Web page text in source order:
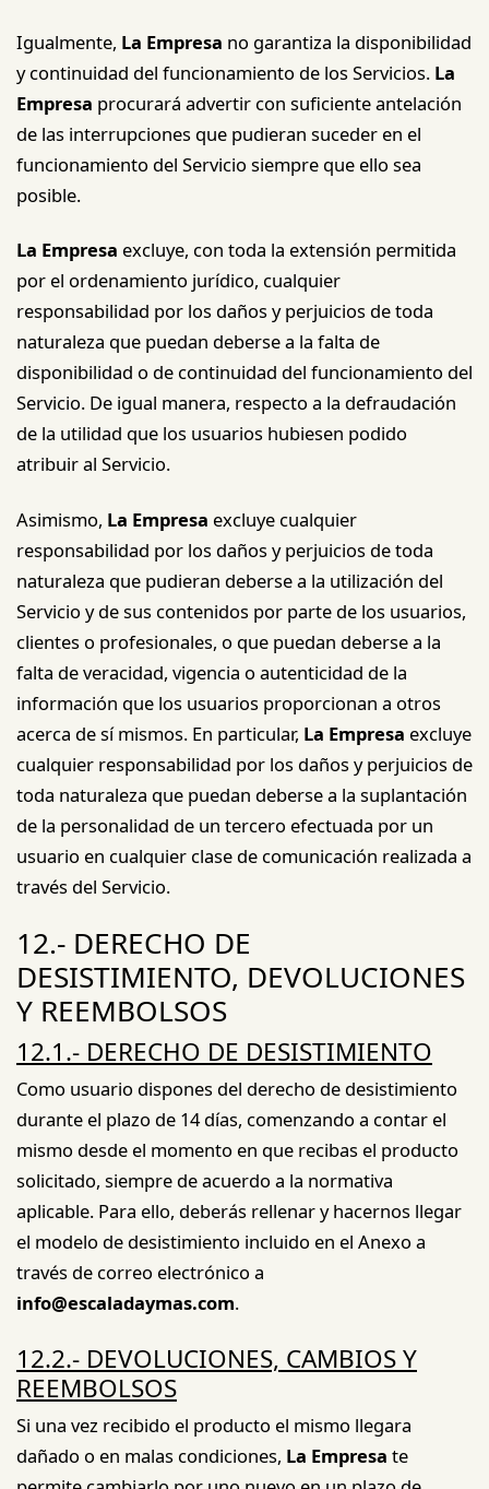
Igualmente, La Empresa no garantiza la disponibilidad
y continuidad del funcionamiento de los Servicios. La
Empresa procurará advertir con suficiente antelación
de las interrupciones que pudieran suceder en el
funcionamiento del Servicio siempre que ello sea
posible.
La Empresa excluye, con toda la extensión permitida
por el ordenamiento jurídico, cualquier
responsabilidad por los daños y perjuicios de toda
naturaleza que puedan deberse a la falta de
disponibilidad o de continuidad del funcionamiento del
Servicio. De igual manera, respecto a la defraudación
de la utilidad que los usuarios hubiesen podido
atribuir al Servicio.
Asimismo, La Empresa excluye cualquier
responsabilidad por los daños y perjuicios de toda
naturaleza que pudieran deberse a la utilización del
Servicio y de sus contenidos por parte de los usuarios,
clientes o profesionales, o que puedan deberse a la
falta de veracidad, vigencia o autenticidad de la
información que los usuarios proporcionan a otros
acerca de sí mismos. En particular, La Empresa excluye
cualquier responsabilidad por los daños y perjuicios de
toda naturaleza que puedan deberse a la suplantación
de la personalidad de un tercero efectuada por un
usuario en cualquier clase de comunicación realizada a
través del Servicio.
12.- DERECHO DE
DESISTIMIENTO, DEVOLUCIONES
Y REEMBOLSOS
12.1.- DERECHO DE DESISTIMIENTO
Como usuario dispones del derecho de desistimiento
durante el plazo de 14 días, comenzando a contar el
mismo desde el momento en que recibas el producto
solicitado, siempre de acuerdo a la normativa
aplicable. Para ello, deberás rellenar y hacernos llegar
el modelo de desistimiento incluido en el Anexo a
través de correo electrónico a
info@escaladaymas.com.
12.2.- DEVOLUCIONES, CAMBIOS Y
REEMBOLSOS
Si una vez recibido el producto el mismo llegara
dañado o en malas condiciones, La Empresa te